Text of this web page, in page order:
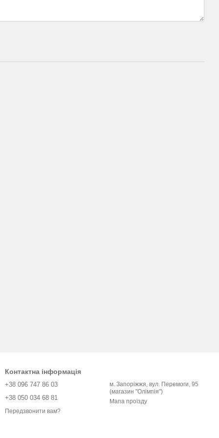
Контактна інформація
+38 096 747 86 03
+38 050 034 68 81
Передзвонити вам?
м. Запоріжжя, вул. Перемоги, 95
(магазин "Олімпія")
Мапа проїзду